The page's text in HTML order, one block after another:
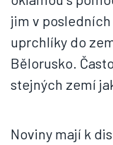
jim v
uprchlíky do
Bělorusko.
stejných zemí
Noviny mají k